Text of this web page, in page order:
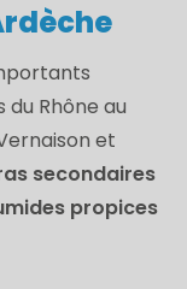
Rhône au
et
secondaires
propices